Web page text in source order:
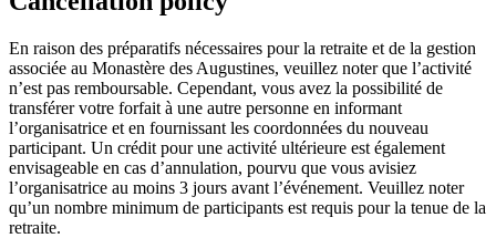
En raison des préparatifs nécessaires pour la retraite et de la gestion
associée au Monastère des Augustines, veuillez noter que l’activité
n’est pas remboursable. Cependant, vous avez la possibilité de
transférer votre forfait à une autre personne en informant
l’organisatrice et en fournissant les coordonnées du nouveau
participant. Un crédit pour une activité ultérieure est également
envisageable en cas d’annulation, pourvu que vous avisiez
l’organisatrice au moins 3 jours avant l’événement. Veuillez noter
qu’un nombre minimum de participants est requis pour la tenue de la
retraite.